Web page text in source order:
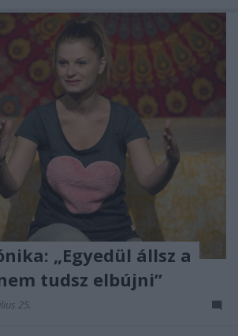
„Egyedül állsz a
tudsz elbújni”
25.